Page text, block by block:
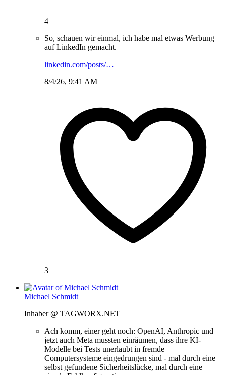
4
So, schauen wir einmal, ich habe mal etwas Werbung
auf LinkedIn gemacht.
linkedin.com/posts/…
8/4/26, 9:41 AM
3
Michael Schmidt
Inhaber @ TAGWORX.NET
Ach komm, einer geht noch: OpenAI, Anthropic und
jetzt auch Meta mussten einräumen, dass ihre KI-
Modelle bei Tests unerlaubt in fremde
Computersysteme eingedrungen sind - mal durch eine
selbst gefundene Sicherheitslücke, mal durch eine